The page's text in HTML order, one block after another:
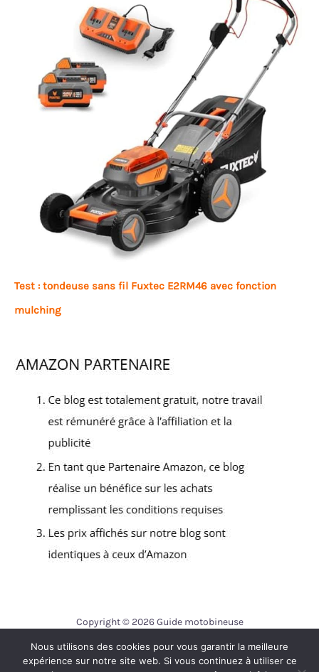
Test : tondeuse sans fil Fuxtec E2RM46 avec fonction
mulching
Copyright © 2026 Guide motobineuse
Contact
Mentions légales
Nous utilisons des cookies pour vous garantir la meilleure
expérience sur notre site web. Si vous continuez à utiliser ce